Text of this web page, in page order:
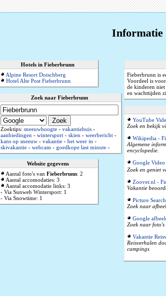
Informatie
Hotels in Fieberbrunn
Alpine Resort Doischberg
Hotel Alte Post Fieberbrunn
Zoek naar Fieberbrunn
Zoektips: sneeuwhoogte- vakantiehuis-
aanbiedingen- wintersport- skien- weerbericht-
kans op sneeuw- vakantie- het weer in-
skivakantie- webcam- goedkope last minute-
Website gegevens
Aantal foto's van Fieberbrunn: 2
Aantal accomodaties: 3
Aantal accomodatie links: 3
- Via Sunweb Wintersport: 1
- Via Snowtime: 1
Fieberbrunn is
Voordeel is
de kinderen
en wachttijden
YouTube
Zoek en bekijk
Wikipedia -
Algemene
encyclopedie.
Google
Zoek en geniet
Zoover.nl -
Vakantie
Picture
Zoek naar
Google
Zoek naar
Vakantie
Reisverhalen
campings